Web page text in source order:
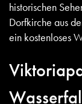
historischen
Dorfkirche aus
ein kostenloses